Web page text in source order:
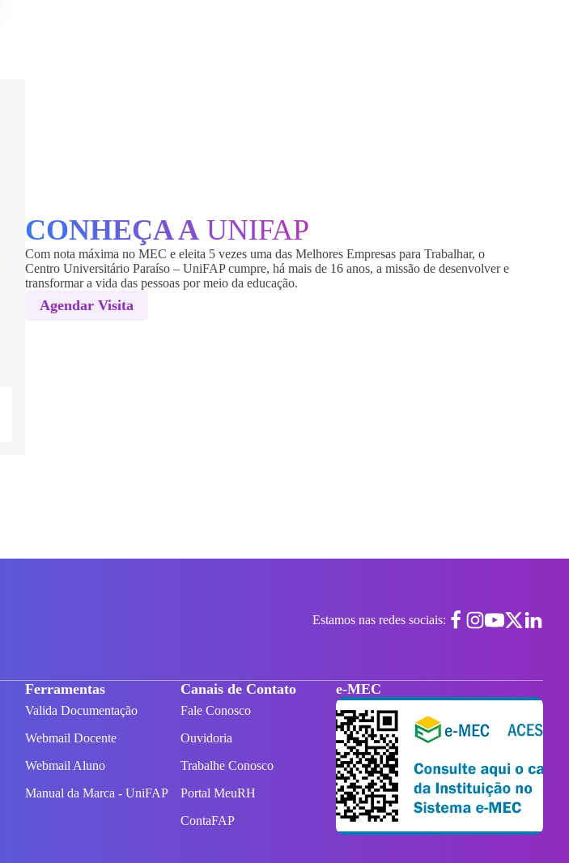
CONHEÇA A UNIFAP
Com nota máxima no MEC e eleita 5 vezes uma das Melhores Empresas para Trabalhar, o
Centro Universitário Paraíso – UniFAP cumpre, há mais de 16 anos, a missão de desenvolver e
transformar a vida das pessoas por meio da educação.
Agendar Visita
Estamos nas redes sociais:
Ferramentas
Valida Documentação
Webmail Docente
Webmail Aluno
Manual da Marca - UniFAP
Canais de Contato
Fale Conosco
Ouvidoria
Trabalhe Conosco
Portal MeuRH
ContaFAP
e-MEC